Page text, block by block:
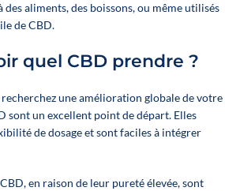
des aliments, des boissons, ou même utilisés
de CBD.
quel CBD prendre ?
recherchez une amélioration globale de votre
sont un excellent point de départ. Elles
de dosage et sont faciles à intégrer
en raison de leur pureté élevée, sont